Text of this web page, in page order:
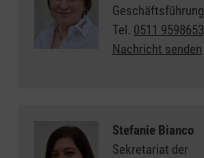
Geschäftsführung
Tel. 0511 9598653
Nachricht senden
Stefanie Bianco
Sekretariat der